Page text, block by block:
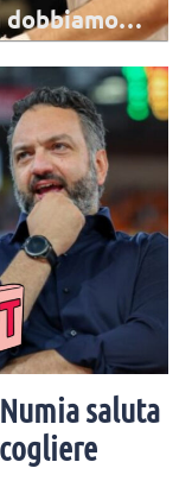
e le ambizioni di
saluta